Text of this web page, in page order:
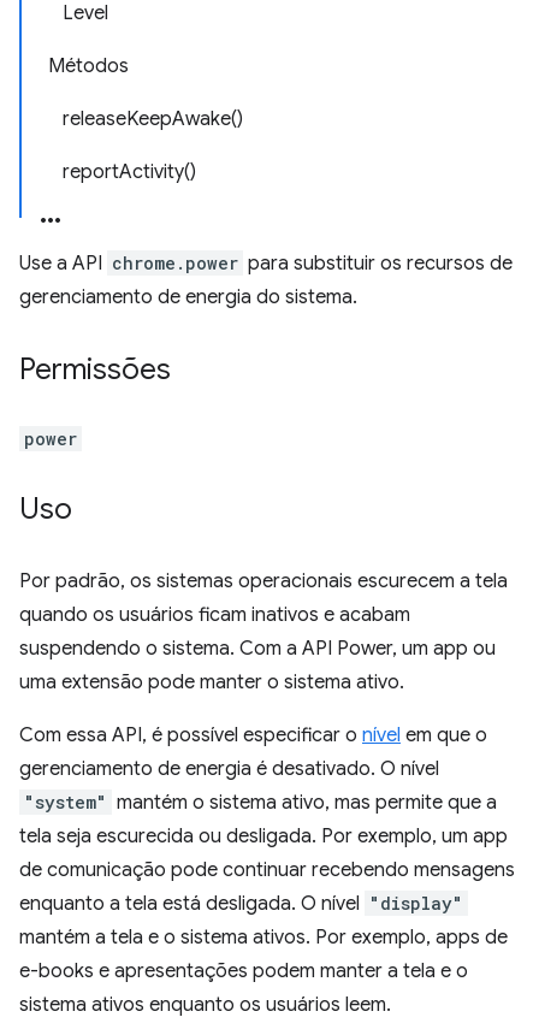
Level
Métodos
releaseKeepAwake()
reportActivity()
Use a API chrome.power para substituir os recursos de
gerenciamento de energia do sistema.
Permissões
power
Uso
Por padrão, os sistemas operacionais escurecem a tela
quando os usuários ficam inativos e acabam
suspendendo o sistema. Com a API Power, um app ou
uma extensão pode manter o sistema ativo.
Com essa API, é possível especificar o nível em que o
gerenciamento de energia é desativado. O nível
"system" mantém o sistema ativo, mas permite que a
tela seja escurecida ou desligada. Por exemplo, um app
de comunicação pode continuar recebendo mensagens
enquanto a tela está desligada. O nível "display"
mantém a tela e o sistema ativos. Por exemplo, apps de
e-books e apresentações podem manter a tela e o
sistema ativos enquanto os usuários leem.